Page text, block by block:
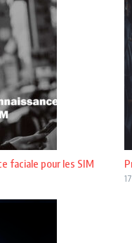
faciale pour les SIM